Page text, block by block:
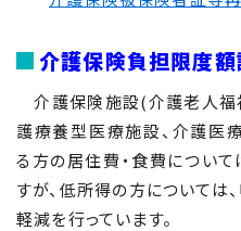
介護保険負担限度
介護保険施設(介護老人福
護療養型医療施設、介護医
る方の居住費・食費につい
すが、低所得の方については
軽減を行っています。